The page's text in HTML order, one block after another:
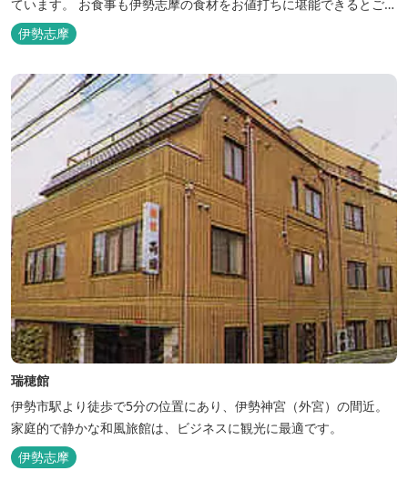
ています。 お食事も伊勢志摩の食材をお値打ちに堪能できるとご好
評いただいています。
伊勢志摩
瑞穂館
伊勢市駅より徒歩で5分の位置にあり、伊勢神宮（外宮）の間近。
家庭的で静かな和風旅館は、ビジネスに観光に最適です。
伊勢志摩